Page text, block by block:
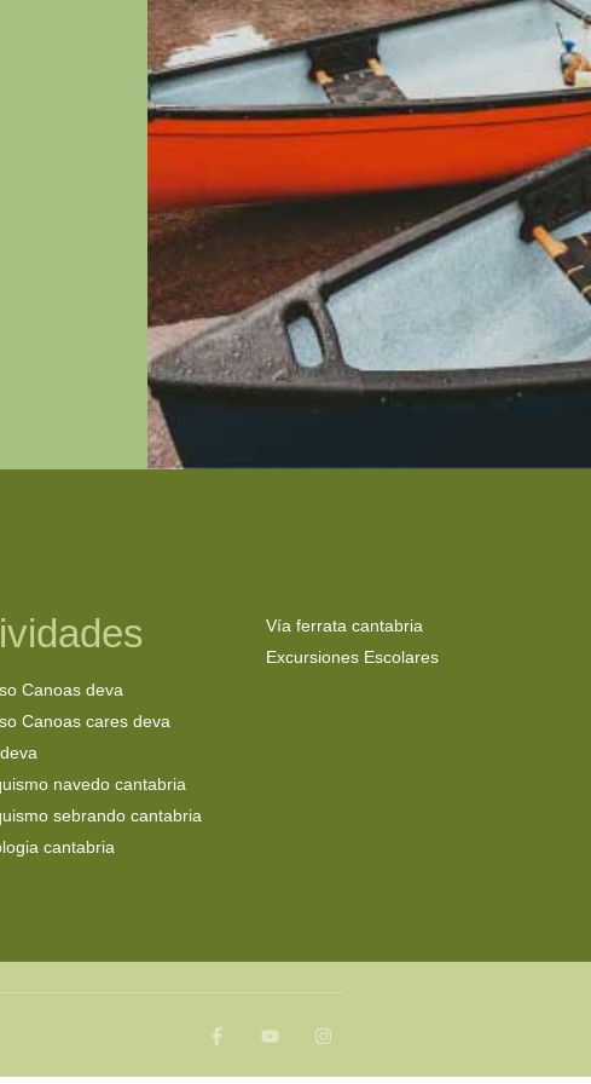
Canoas deva
Canoas cares deva
navedo cantabria
sebrando cantabria
cantabria
Vía ferrata cantabria
Excursiones Escolares